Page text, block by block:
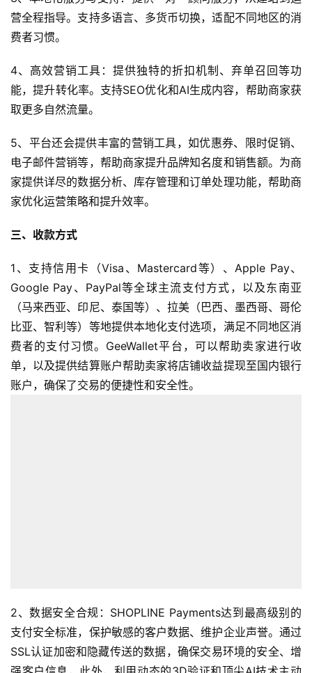
营全程指导。支持多语言、多货币切换，适配不同地区的消
费者习惯。
4、高效营销工具：提供独特的折扣机制、弃单召回等功
能，提升转化率。支持SEO优化和AI生成内容，帮助商家获
取更多自然流量。
5、平台还会提供丰富的营销工具，如优惠券、限时促销、
电子邮件营销等，帮助商家提升品牌知名度和销售额。为商
家提供详尽的数据分析、库存管理和订单处理功能，帮助商
家优化运营策略和提升效率。
三、收款方式
1、支持信用卡（Visa、Mastercard等）、Apple Pay、
Google Pay、PayPal等全球主流支付方式，以及东南亚
（马来西亚、印尼、泰国等）、拉美（巴西、墨西哥、哥伦
比亚、智利等）等地提供本地化支付选项，满足不同地区消
费者的支付习惯。GeeWallet平台，可以帮助卖家进行收
单，以及提供结算账户帮助卖家将店铺收益提现至国内银行
账户，确保了交易的便捷性和安全性。
2、数据安全合规：SHOPLINE Payments达到最高级别的
支付安全标准，保护敏感的客户数据、维护企业声誉。通过
SSL认证加密和隐藏传送的数据，确保交易环境的安全、增